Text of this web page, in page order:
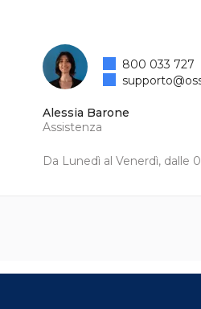
Alessia Barone
Assistenza
Da Lunedì al Venerdì, dalle
800 033 727